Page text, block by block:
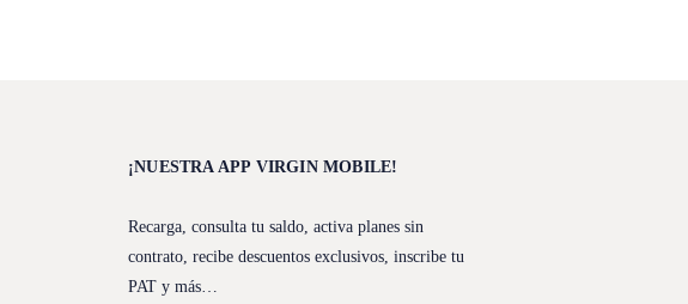
¡NUESTRA APP VIRGIN MOBILE!
Recarga, consulta tu saldo, activa planes sin
contrato, recibe descuentos exclusivos, inscribe tu
PAT y más…